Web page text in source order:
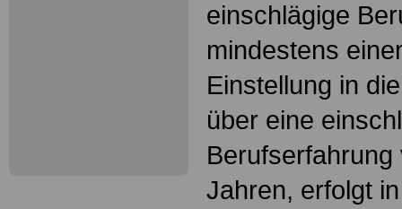
einschlägige
mindestens
Einstellung in
über eine
Jahren, erfolgt